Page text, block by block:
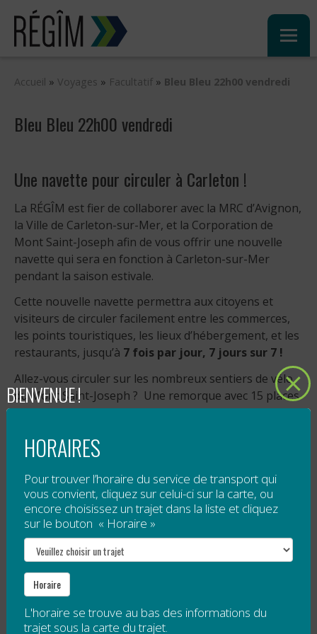
Sauter
contenu
Accueil » Voyages » Facultatif » Bleu Bleu 22h00 vendredi
Bleu Bleu 22h00 vendredi
Une navette pour circuler à Carleton !
La RÉGÎM est fier de collaborer avec la MRC d’Avignon,
la Ville de Carleton-sur-Mer, et la Corporation de
Mont Saint-Joseph afin de vous offrir une nouvelle
navette qui sera en fonction à Carleton-sur-Mer
pendant la saison estivale.
Cette nouvelle navette permettra aux citoyens et
visiteurs de circuler facilement entre les commerces,
les points touristiques, les lieux d’hébergement, et les
restaurants, jusqu’à 7 fois par jour, 7 jours sur 7 !
Allez-vous circuler sur les nombreux sentiers de vélo
du Mont Saint-Joseph ? Une remorque avec 15 places
pour les vélos est disponible.
Tarification
Saint-Joseph;
payer ce que vous payer pour toute autre
destination (contribution volontaire).
Veuillez noter qu’un droit d’accès est obligatoire pour
le sommet de Mont Saint-Joseph. Ce droit d’accès
n’est pas compris dans le tarif de la navette.
Horaire spécial — Festival Bleu Bleu
BIENVENUE !
HORAIRES
Pour trouver l’horaire du service de transport qui
vous convient, cliquez sur celui-ci sur la carte, ou
encore choisissez un trajet dans la liste et cliquez
sur le bouton « Horaire »
Horaire
L'horaire se trouve au bas des informations du
trajet sous la carte du trajet.